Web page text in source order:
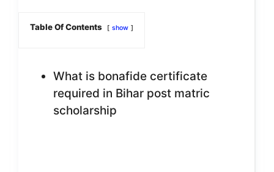
Table Of Contents show
What is bonafide certificate
required in Bihar post matric
scholarship